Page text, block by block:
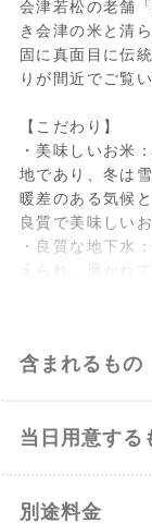
会津若松の老舗
き会津の米と清
固に真面目に伝
りが間近でご覧
【こだわり】
・美味しいお米
地であり、冬は
暖差のある気候
良質で美味しい
・良質な地下水
えられ、磨かれ
含まれるもの
当日用意する
別途料金